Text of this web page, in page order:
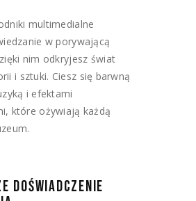
multimedialne
w porywającą
nim odkryjesz świat
i sztuki. Ciesz się barwną
i efektami
które ożywiają każdą
DOŚWIADCZENIE